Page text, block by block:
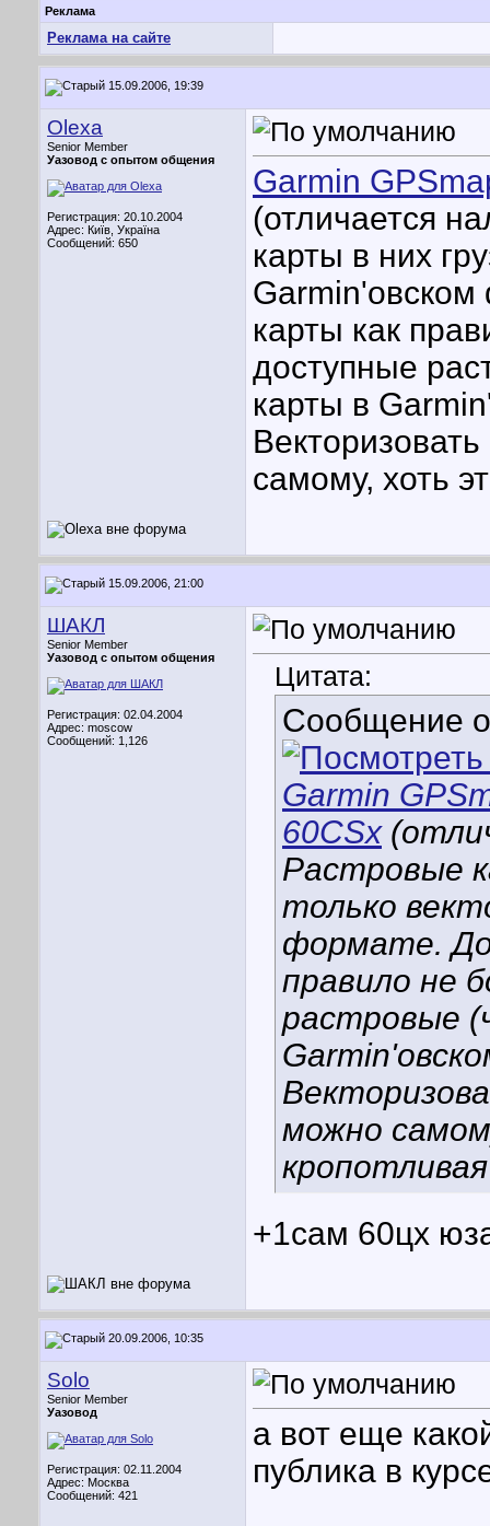
Реклама
Реклама на сайте
15.09.2006, 19:39
Olexa
Senior Member
Уазовод с опытом общения
Регистрация: 20.10.2004
Адрес: Київ, Україна
Сообщений: 650
Garmin
(отличается
карты в них
карты как
доступные
карты в
самому, хоть
15.09.2006, 21:00
ШАКЛ
Senior Member
Уазовод с опытом общения
Регистрация: 02.04.2004
Адрес: moscow
Сообщений: 1,126
Цитата:
Сообщение
Garmin
60CSx
Растровые
только
формате.
правило не
растровые
можно
+1сам 60цх
20.09.2006, 10:35
Solo
Senior Member
Уазовод
Регистрация: 02.11.2004
Адрес: Москва
Сообщений: 421
а вот еще
публика в